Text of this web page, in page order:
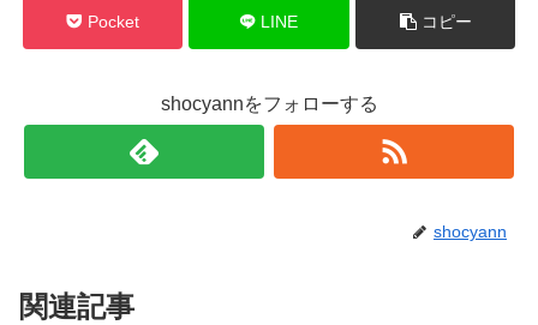
Pocket LINE コピー
shocyannをフォローする
shocyann
関連記事